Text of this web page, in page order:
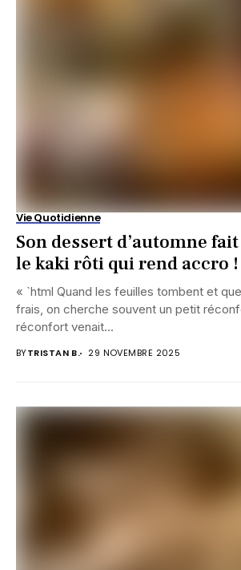
Vie Quotidienne
Son dessert d’automne
le kaki rôti qui rend accro !
« `html Quand les feuilles tombent et
frais, on cherche souvent un petit
réconfort venait...
BYTRISTAN B. 29 NOVEMBRE 2025